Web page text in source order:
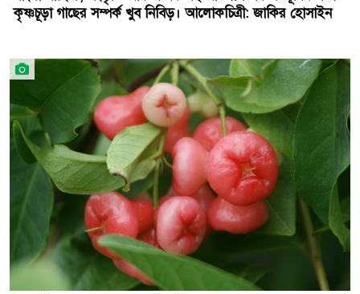
কৃষ্ণচূড়া গাছের সম্পর্ক খুব নিবিড়। আলোকচিত্রী: জাকির হোসাইন